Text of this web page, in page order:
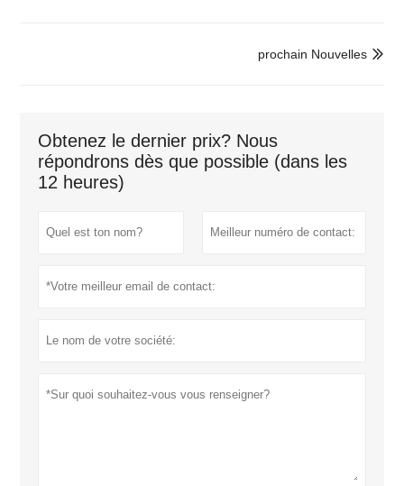

prochain Nouvelles
Obtenez le dernier prix? Nous
répondrons dès que possible (dans les
12 heures)